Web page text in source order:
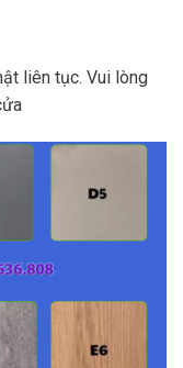
liên tục. Vui lòng